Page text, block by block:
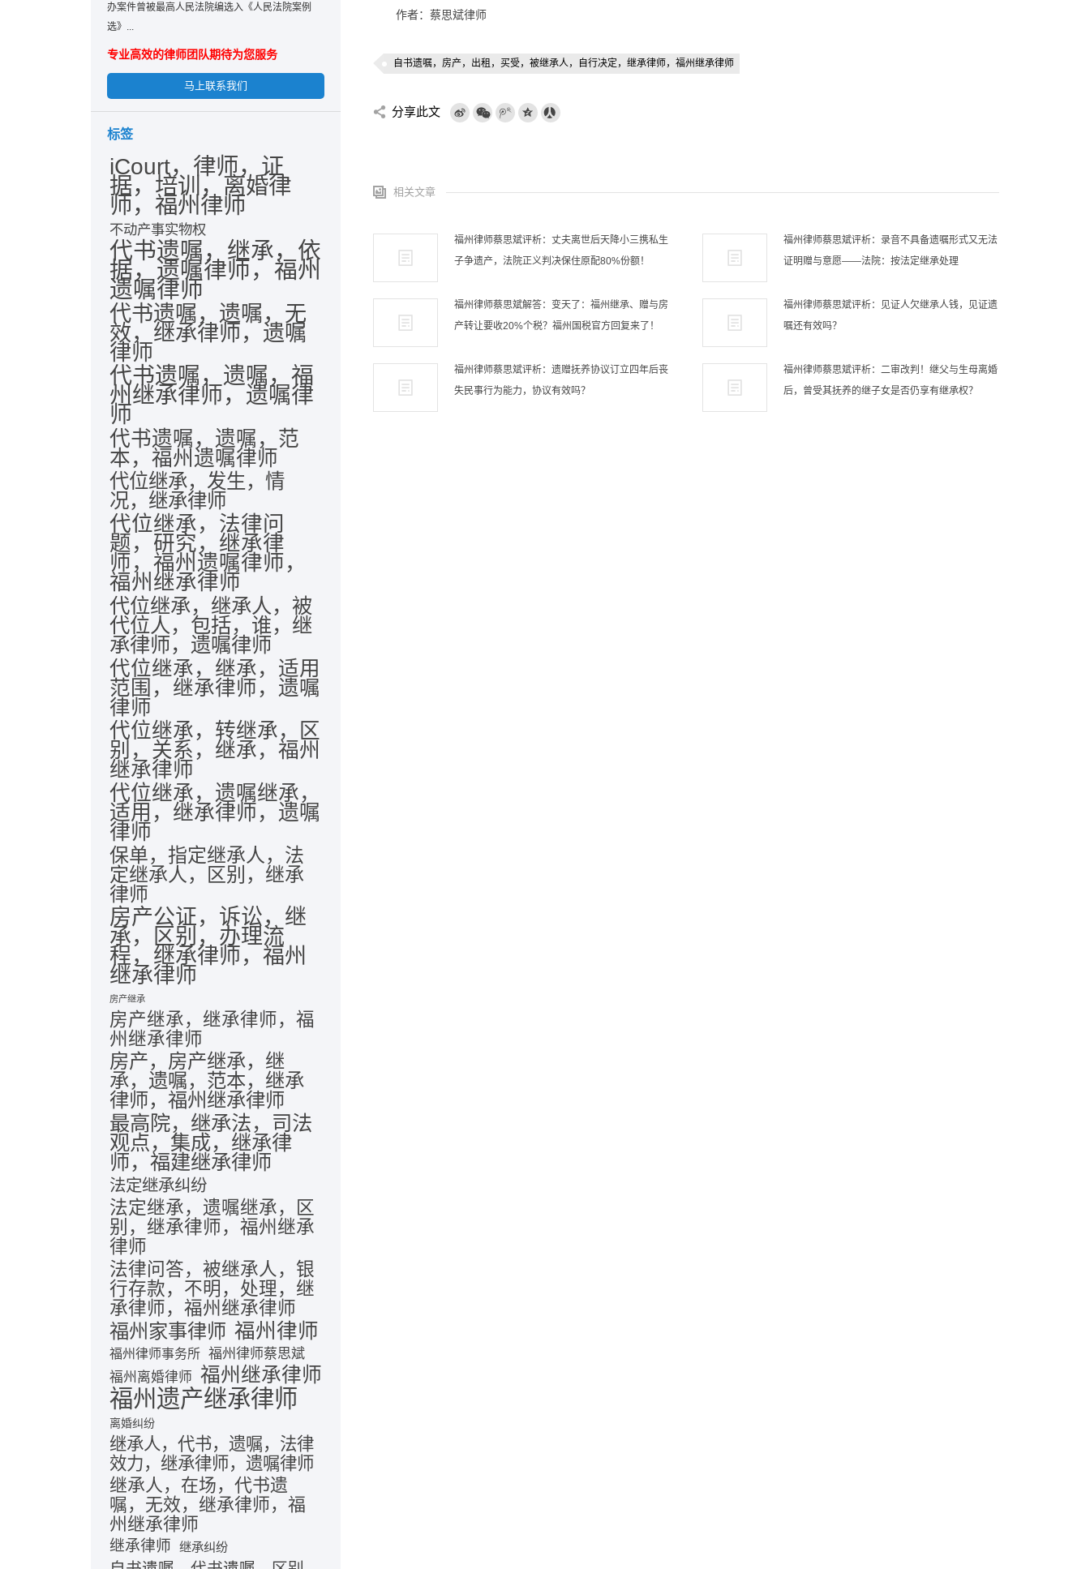
作者：蔡思斌律师
自书遗嘱，房产，出租，买受，被继承人，自行决定，继承律师，福州继承律师
分享此文
相关文章
福州律师蔡思斌评析：丈夫离世后天降小三携私生
子争遗产，法院正义判决保住原配80%份额！
福州律师蔡思斌评析：录音不具备遗嘱形式又无法
证明赠与意愿——法院：按法定继承处理
福州律师蔡思斌解答：变天了：福州继承、赠与房
产转让要收20%个税？福州国税官方回复来了！
福州律师蔡思斌评析：见证人欠继承人钱，见证遗
嘱还有效吗？
福州律师蔡思斌评析：遗赠抚养协议订立四年后丧
失民事行为能力，协议有效吗？
福州律师蔡思斌评析：二审改判！继父与生母离婚
后，曾受其抚养的继子女是否仍享有继承权？
办案件曾被最高人民法院编选入《人民法院案例
选》...
专业高效的律师团队期待为您服务
马上联系我们
标签
iCourt，律师，证
据，培训，离婚律
师，福州律师
不动产事实物权
代书遗嘱，继承，依
据，遗嘱律师，福州
遗嘱律师
代书遗嘱，遗嘱，无
效，继承律师，遗嘱
律师
代书遗嘱，遗嘱，福
州继承律师，遗嘱律
师
代书遗嘱，遗嘱，范
本，福州遗嘱律师
代位继承，发生，情
况，继承律师
代位继承，法律问
题，研究，继承律
师，福州遗嘱律师，
福州继承律师
代位继承，继承人，被
代位人，包括，谁，继
承律师，遗嘱律师
代位继承，继承，适用
范围，继承律师，遗嘱
律师
代位继承，转继承，区
别，关系，继承，福州
继承律师
代位继承，遗嘱继承，
适用，继承律师，遗嘱
律师
保单，指定继承人，法
定继承人，区别，继承
律师
房产公证，诉讼，继
承，区别，办理流
程，继承律师，福州
继承律师
房产继承
房产继承，继承律师，福
州继承律师
房产，房产继承，继
承，遗嘱，范本，继承
律师，福州继承律师
最高院，继承法，司法
观点，集成，继承律
师，福建继承律师
法定继承纠纷
法定继承，遗嘱继承，区
别，继承律师，福州继承
律师
法律问答，被继承人，银
行存款，不明，处理，继
承律师，福州继承律师
福州家事律师 福州律师
福州律师事务所 福州律师蔡思斌
福州离婚律师 福州继承律师
福州遗产继承律师
离婚纠纷
继承人，代书，遗嘱，法律
效力，继承律师，遗嘱律师
继承人，在场，代书遗
嘱，无效，继承律师，福
州继承律师
继承律师 继承纠纷